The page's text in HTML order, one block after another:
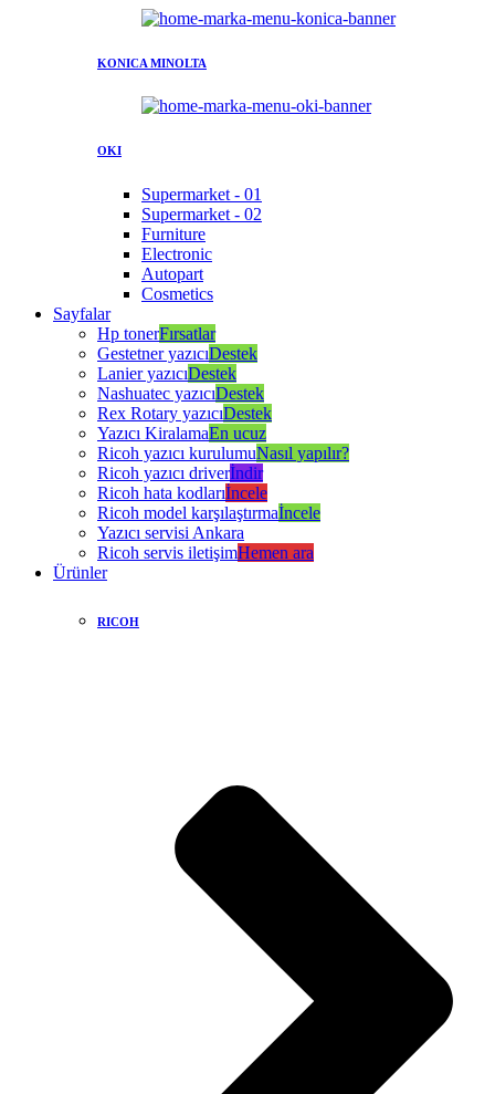
KONICA MINOLTA
OKI
Supermarket - 01
Supermarket - 02
Furniture
Electronic
Autopart
Cosmetics
Sayfalar
Hp tonerFırsatlar
Gestetner yazıcıDestek
Lanier yazıcıDestek
Nashuatec yazıcıDestek
Rex Rotary yazıcıDestek
Yazıcı KiralamaEn ucuz
Ricoh yazıcı kurulumuNasıl yapılır?
Ricoh yazıcı driverİndir
Ricoh hata kodlarıİncele
Ricoh model karşılaştırmaİncele
Yazıcı servisi Ankara
Ricoh servis iletişimHemen ara
Ürünler
RICOH